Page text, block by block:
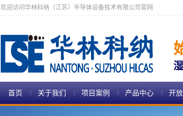
欢迎访问华林科纳（江苏）半导体设备技术有限公司官网
首页 关于我们 项目案例 产品中心 开